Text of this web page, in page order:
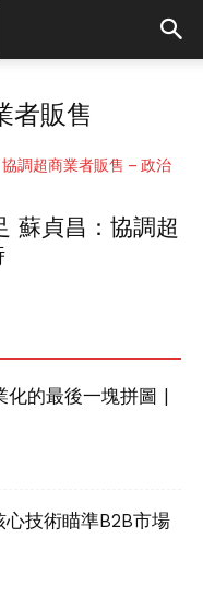
者販售
蘇貞昌：協調超
的最後一塊拼圖 |
技術瞄準B2B市場